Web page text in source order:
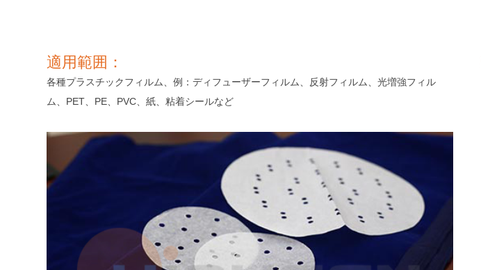
適用範囲：
各種プラスチックフィルム、例：ディフューザーフィルム、反射フィルム、光増強フィル
ム、PET、PE、PVC、紙、粘着シールなど